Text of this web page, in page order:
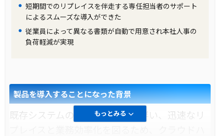
短期間でのリプレイスを伴走する専任担当者のサポート
によるスムーズな導入ができた
従業員によって異なる書類が自動で用意され本社人事の
負荷軽減が実現
もっとみる
製品を導入することになった背景
既存システムのサービス終了に伴い、迅速なリ